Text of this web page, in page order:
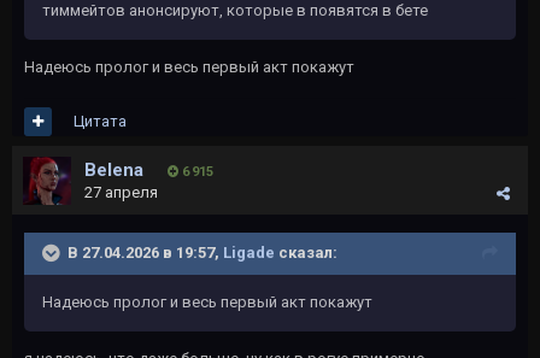
тиммейтов анонсируют, которые в появятся в бете
Надеюсь пролог и весь первый акт покажут
Цитата
Belena 6 915
27 апреля
В 27.04.2026 в 19:57, Ligade сказал:
Надеюсь пролог и весь первый акт покажут